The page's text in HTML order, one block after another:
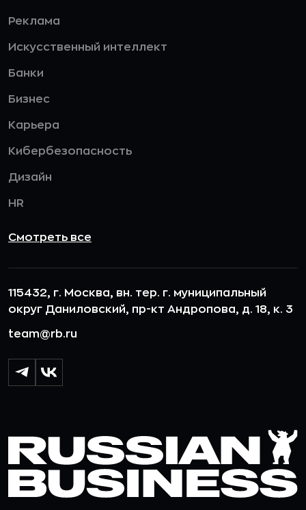
Реклама
Искусственный интеллект
Банки
Бизнес
Карьера
Кибербезопасность
Дизайн
HR
Смотреть все
115432, г. Москва, вн. тер. г. муниципальный
округ Даниловский, пр-кт Андропова, д. 18, к. 3
team@rb.ru